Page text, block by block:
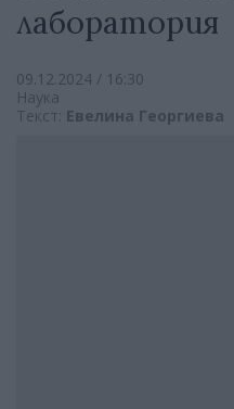
лаборатория
09.12.2024 / 16:30
Наука
Текст: Евелина Георгиева